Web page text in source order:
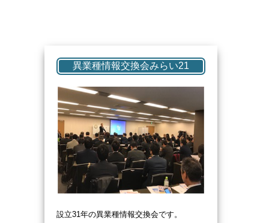
異業種情報交換会みらい21
設立31年の異業種情報交換会です。